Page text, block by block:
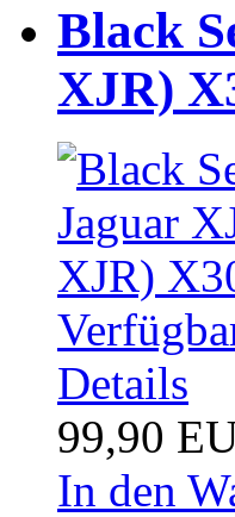
Black
XJR)
Details
99,90
In den